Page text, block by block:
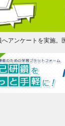
へアンケートを実施。